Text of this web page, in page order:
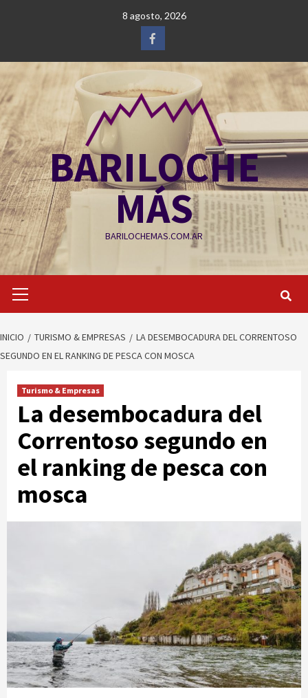
8 agosto, 2026
Facebook
BARILOCHE
MÁS
BARILOCHEMAS.COM.AR
primario
INICIO TURISMO & EMPRESAS
LA DESEMBOCADURA DEL CORRENTOSO
SEGUNDO EN EL RANKING DE PESCA CON MOSCA
Turismo & Empresas
La desembocadura del
Correntoso segundo en
el ranking de pesca con
mosca